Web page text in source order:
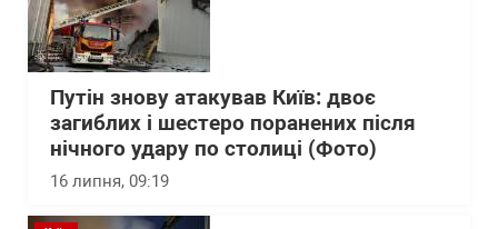
Путін знову атакував Київ: двоє
загиблих і шестеро поранених після
нічного удару по столиці (Фото)
16 липня, 09:19